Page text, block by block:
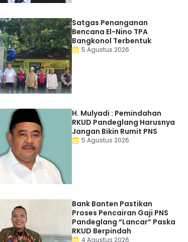
Satgas Penanganan
Bencana El-Nino TPA
Bangkonol Terbentuk
5 Agustus 2026
H. Mulyadi : Pemindahan
RKUD Pandeglang Harusnya
Jangan Bikin Rumit PNS
5 Agustus 2026
Bank Banten Pastikan
Proses Pencairan Gaji PNS
Pandeglang “Lancar” Paska
RKUD Berpindah
4 Agustus 2026